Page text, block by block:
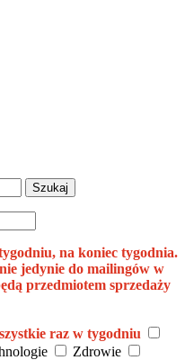
na koniec tygodnia.
jedynie do mailingów w
przedmiotem sprzedaży
raz w tygodniu
Zdrowie